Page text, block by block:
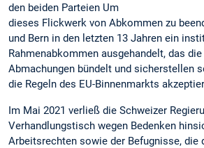
den beiden Parteien Um
dieses Flickwerk von Abkommen zu
und Bern in den letzten 13 Jahren ein
Rahmenabkommen ausgehandelt, das
Abmachungen bündelt und sicherstellen
die Regeln des EU-Binnenmarkts
Im Mai 2021 verließ die Schweizer
Verhandlungstisch wegen Bedenken
Arbeitsrechten sowie der Befugnisse, die